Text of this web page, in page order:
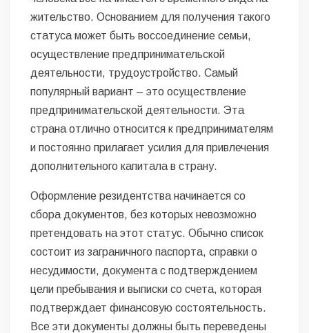
жительство. Основанием для получения такого
статуса может быть воссоединение семьи,
осуществление предпринимательской
деятельности, трудоустройство. Самый
популярный вариант – это осуществление
предпринимательской деятельности. Эта
страна отлично относится к предпринимателям
и постоянно прилагает усилия для привлечения
дополнительного капитала в страну.
Оформление резидентства начинается со
сбора документов, без которых невозможно
претендовать на этот статус. Обычно список
состоит из заграничного паспорта, справки о
несудимости, документа с подтверждением
цели пребывания и выписки со счета, которая
подтверждает финансовую состоятельность.
Все эти документы должны быть переведены